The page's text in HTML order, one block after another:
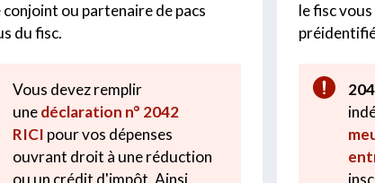
ou partenaire de pacs
du fisc.
Vous devez remplir
unedéclaration n° 2042
RICI pour vos dépenses
ouvrant droit à une réduction
ou un crédit d'impôt. Ainsi
le fisc